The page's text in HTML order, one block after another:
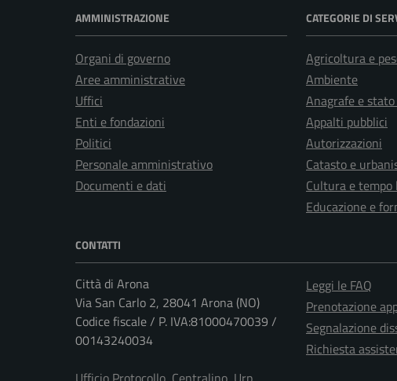
AMMINISTRAZIONE
Organi di governo
Aree amministrative
Uffici
Enti e fondazioni
Politici
Personale amministrativo
Documenti e dati
CATEGORIE DI
Agricoltura e
Ambiente
Anagrafe e
Appalti pubblici
Autorizzazioni
Catasto e
Cultura e tempo
Educazione e
CONTATTI
Città di Arona
Via San Carlo 2, 28041 Arona (NO)
Codice fiscale / P. IVA:81000470039 /
00143240034
Leggi le FAQ
Prenotazione
Segnalazione
Richiesta